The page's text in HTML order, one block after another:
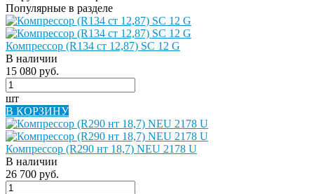
Популярные в разделе
Компрессор (R134 ст 12,87) SC 12 G
В наличии
15 080 руб.
шт
В КОРЗИНУ
Компрессор (R290 нт 18,7) NEU 2178 U
В наличии
26 700 руб.